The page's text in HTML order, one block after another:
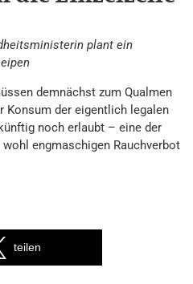
plant ein
demnächst zum Qualmen
Konsum der eigentlich legalen
noch erlaubt – eine der
engmaschigen Rauchverbot
teilen